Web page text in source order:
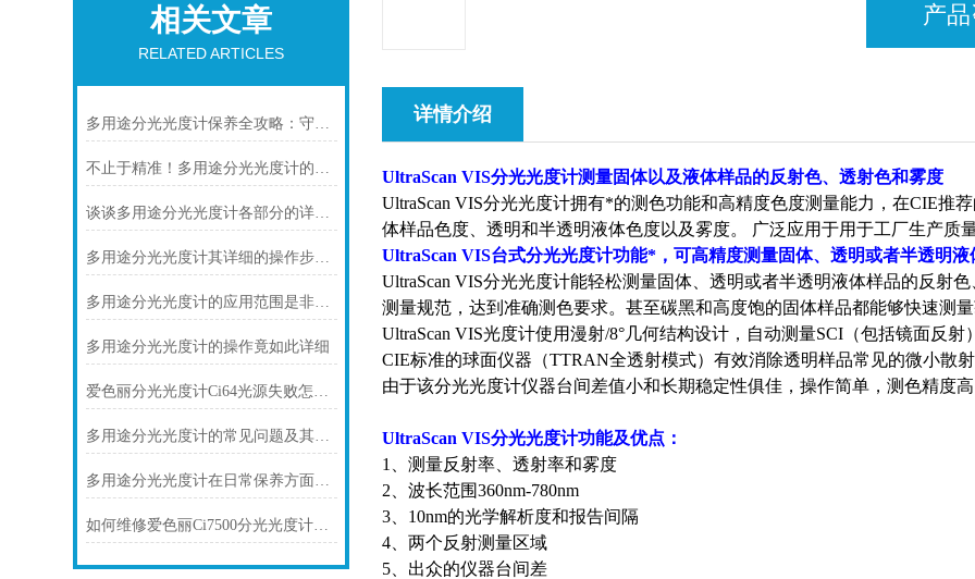
相关文章
RELATED ARTICLES
多用途分光光度计保养全攻略：守住精度，延长设备“黄金寿命”
不止于精准！多用途分光光度计的隐藏特点，让检测效率翻倍
谈谈多用途分光光度计各部分的详细分析
多用途分光光度计其详细的操作步骤如下
多用途分光光度计的应用范围是非常广泛的
多用途分光光度计的操作竟如此详细
爱色丽分光光度计Ci64光源失败怎么办？
多用途分光光度计的常见问题及其解决方法
多用途分光光度计在日常保养方面有哪些要领？
如何维修爱色丽Ci7500分光光度计故障
产
详情介绍
UltraScan VIS分光光度计测量固体以及液体样品的反射色、透射色和雾度
UltraScan VIS分光光度计拥有*的测色功能和高精度色度测量能力，在CIE推
体样品色度、透明和半透明液体色度以及雾度。 广泛应用于用于工厂生产质
UltraScan VIS台式分光光度计功能*，可高精度测量固体、透明或者半透明
UltraScan VIS分光光度计能轻松测量固体、透明或者半透明液体样品的反射
测量规范，达到准确测色要求。甚至碳黑和高度饱的固体样品都能够快速测
UltraScan VIS光度计使用漫射/8°几何结构设计，自动测量SCI（包括镜面反
CIE标准的球面仪器（TTRAN全透射模式）有效消除透明样品常见的微小散
由于该分光光度计仪器台间差值小和长期稳定性俱佳，操作简单，测色精度
UltraScan VIS分光光度计功能及优点：
1、测量反射率、透射率和雾度
2、波长范围360nm-780nm
3、10nm的光学解析度和报告间隔
4、两个反射测量区域
5、出众的仪器台间差